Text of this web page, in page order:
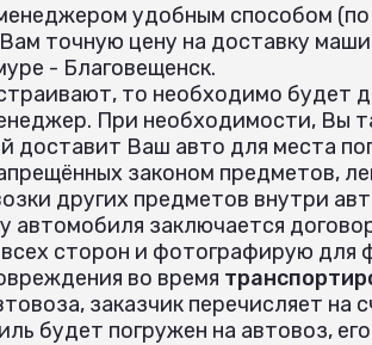
удобным способом
точную цену на доставку
- Благовещенск.
то необходимо будет
При необходимости, Вы
доставит Ваш авто для места
законом предметов,
других предметов внутри
автомобиля заключается
сторон и фотографирую для
во время
заказчик перечисляет
будет погружен на автовоз,